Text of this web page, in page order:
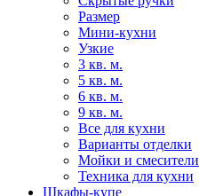
Размер
Мини-кухни
Узкие
3 кв. м.
5 кв. м.
6 кв. м.
9 кв. м.
Все для кухни
Варианты отделки
Мойки и смесители
Техника для кухни
Шкафы-купе